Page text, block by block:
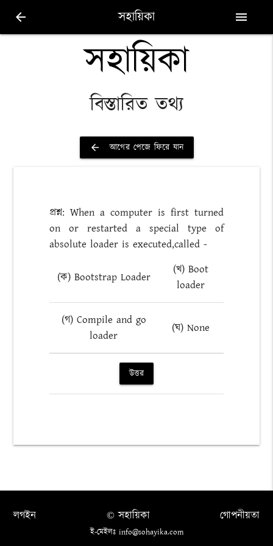
arrow_back সহায়িকা menu
সহায়িকা
বিস্তারিত তথ্য
arrow_back আগের পেজে ফিরে যান
প্রশ্ন: When a computer is first turned
on or restarted a special type of
absolute loader is executed,called -
(ক) Bootstrap Loader
(খ) Boot
loader
(গ) Compile and go
loader
(ঘ) None
উত্তর
লগইন গোপনীয়তা
© সহায়িকা
ই-মেইলঃ info@sohayika.com